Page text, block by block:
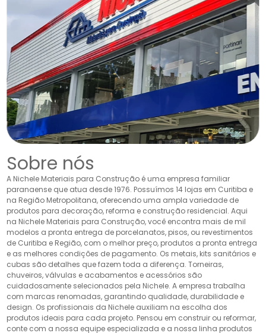
Sobre nós
A Nichele Materiais para Construção é uma empresa familiar
paranaense que atua desde 1976. Possuímos 14 lojas em Curitiba e
na Região Metropolitana, oferecendo uma ampla variedade de
produtos para decoração, reforma e construção residencial. Aqui
na Nichele Materiais para Construção, você encontra mais de mil
modelos a pronta entrega de porcelanatos, pisos, ou revestimentos
de Curitiba e Região, com o melhor preço, produtos a pronta entrega
e as melhores condições de pagamento. Os metais, kits sanitários e
cubas são detalhes que fazem toda a diferença. Torneiras,
chuveiros, válvulas e acabamentos e acessórios são
cuidadosamente selecionados pela Nichele. A empresa trabalha
com marcas renomadas, garantindo qualidade, durabilidade e
design. Os profissionais da Nichele auxiliam na escolha dos
produtos ideais para cada projeto. Pensou em construir ou reformar,
conte com a nossa equipe especializada e a nossa linha produtos